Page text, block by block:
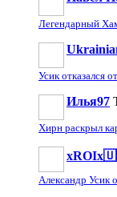
Легендарный
Усик отказался
Илья97
Хирн раскрыл
Александр Усик